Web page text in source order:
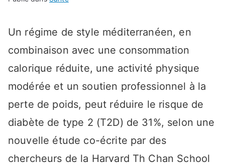
Un régime de style méditerranéen, en
combinaison avec une consommation
calorique réduite, une activité physique
modérée et un soutien professionnel à la
perte de poids, peut réduire le risque de
diabète de type 2 (T2D) de 31%, selon une
nouvelle étude co-écrite par des
chercheurs de la Harvard Th Chan School